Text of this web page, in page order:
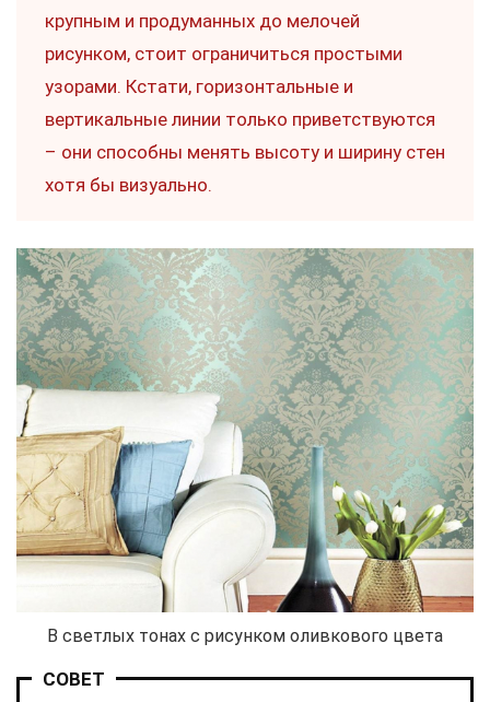
крупным и продуманных до мелочей
рисунком, стоит ограничиться простыми
узорами. Кстати, горизонтальные и
вертикальные линии только приветствуются
– они способны менять высоту и ширину стен
хотя бы визуально.
В светлых тонах с рисунком оливкового цвета
СОВЕТ